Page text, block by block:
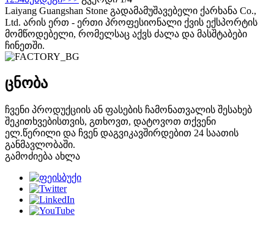
Laiyang Guangshan Stone გადამამუშავებელი ქარხანა Co.,
Ltd. არის ერთ - ერთი პროფესიონალი ქვის ექსპორტის
მომწოდებელი, რომელსაც აქვს ძალა და მასშტაბები
ჩინეთში.
ცნობა
ჩვენი პროდუქციის ან ფასების ჩამონათვალის შესახებ
შეკითხვებისთვის, გთხოვთ, დატოვოთ თქვენი
ელ.წერილი და ჩვენ დაგვიკავშირდებით 24 საათის
განმავლობაში.
გამოძიება ახლა